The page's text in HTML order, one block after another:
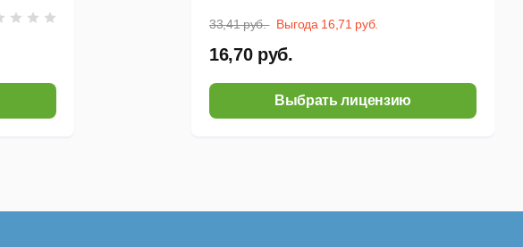
33,41 руб. Выгода 16,71 руб.
16,70 руб.
Выбрать лицензию